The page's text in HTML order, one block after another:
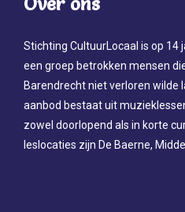
Stichting CultuurLocaal is op 14
een groep betrokken mensen
Barendrecht niet verloren wilde
aanbod bestaat uit
zowel doorlopend als in korte
leslocaties zijn De Baerne,